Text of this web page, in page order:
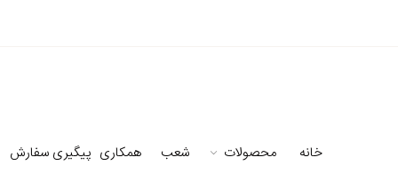
خانه محصولات شعب همکاری پیگیری سفارش